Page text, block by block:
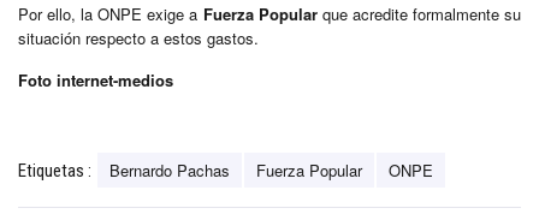
Por ello, la ONPE exige a Fuerza Popularque acredite formalmente su
situación respecto a estos gastos.
Foto internet-medios
Etiquetas : Bernardo Pachas Fuerza Popular ONPE